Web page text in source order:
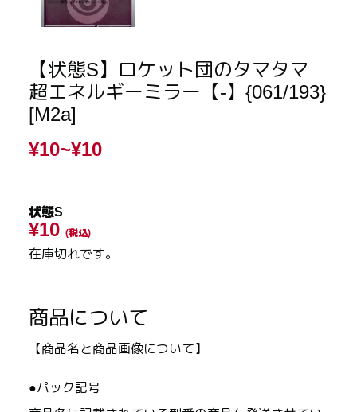
【状態S】ロケット団のタマタマ
超エネルギーミラー【-】{061/193}
[M2a]
¥10~¥10
状態S
¥10 (税込)
在庫切れです。
商品について
【商品名と商品画像について】
●パック記号